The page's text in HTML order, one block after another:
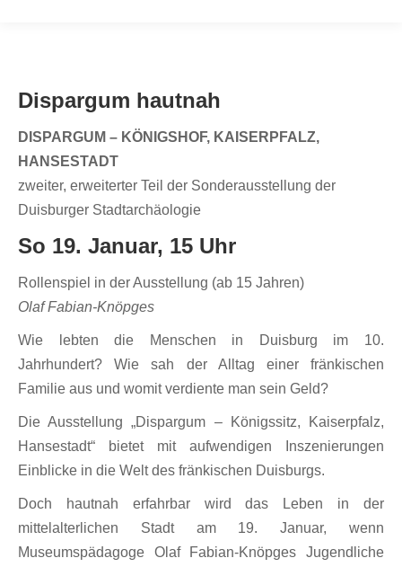
Dispargum hautnah
DISPARGUM – KÖNIGSHOF, KAISERPFALZ,
HANSESTADT
zweiter, erweiterter Teil der Sonderausstellung der
Duisburger Stadtarchäologie
So 19. Januar, 15 Uhr
Rollenspiel in der Ausstellung (ab 15 Jahren)
Olaf Fabian-Knöpges
Wie lebten die Menschen in Duisburg im 10.
Jahrhundert? Wie sah der Alltag einer fränkischen
Familie aus und womit verdiente man sein Geld?
Die Ausstellung „Dispargum – Königssitz, Kaiserpfalz,
Hansestadt“ bietet mit aufwendigen Inszenierungen
Einblicke in die Welt des fränkischen Duisburgs.
Doch hautnah erfahrbar wird das Leben in der
mittelalterlichen Stadt am 19. Januar, wenn
Museumspädagoge Olaf Fabian-Knöpges Jugendliche